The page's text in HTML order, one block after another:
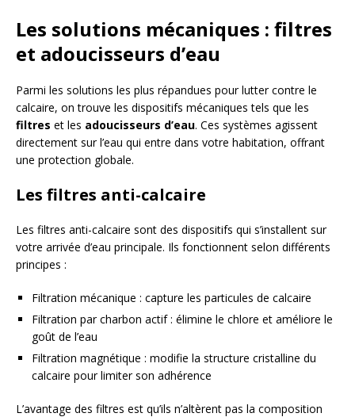
Les solutions mécaniques : filtres
et adoucisseurs d’eau
Parmi les solutions les plus répandues pour lutter contre le
calcaire, on trouve les dispositifs mécaniques tels que les
filtres et les adoucisseurs d’eau. Ces systèmes agissent
directement sur l’eau qui entre dans votre habitation, offrant
une protection globale.
Les filtres anti-calcaire
Les filtres anti-calcaire sont des dispositifs qui s’installent sur
votre arrivée d’eau principale. Ils fonctionnent selon différents
principes :
Filtration mécanique : capture les particules de calcaire
Filtration par charbon actif : élimine le chlore et améliore le
goût de l’eau
Filtration magnétique : modifie la structure cristalline du
calcaire pour limiter son adhérence
L’avantage des filtres est qu’ils n’altèrent pas la composition